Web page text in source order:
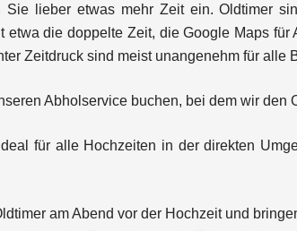
Sie lieber etwas mehr Zeit ein. Oldtimer
etwa die doppelte Zeit, die Google Maps
Zeitdruck sind meist unangenehm für alle
Abholservice buchen, bei dem wir den
für alle Hochzeiten in der direkten
am Abend vor der Hochzeit und